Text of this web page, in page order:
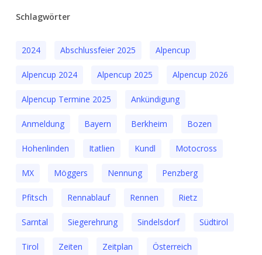
Schlagwörter
2024 Abschlussfeier 2025 Alpencup
Alpencup 2024 Alpencup 2025 Alpencup 2026
Alpencup Termine 2025 Ankündigung
Anmeldung Bayern Berkheim Bozen
Hohenlinden Itatlien Kundl Motocross
MX Möggers Nennung Penzberg
Pfitsch Rennablauf Rennen Rietz
Sarntal Siegerehrung Sindelsdorf Südtirol
Tirol Zeiten Zeitplan Österreich